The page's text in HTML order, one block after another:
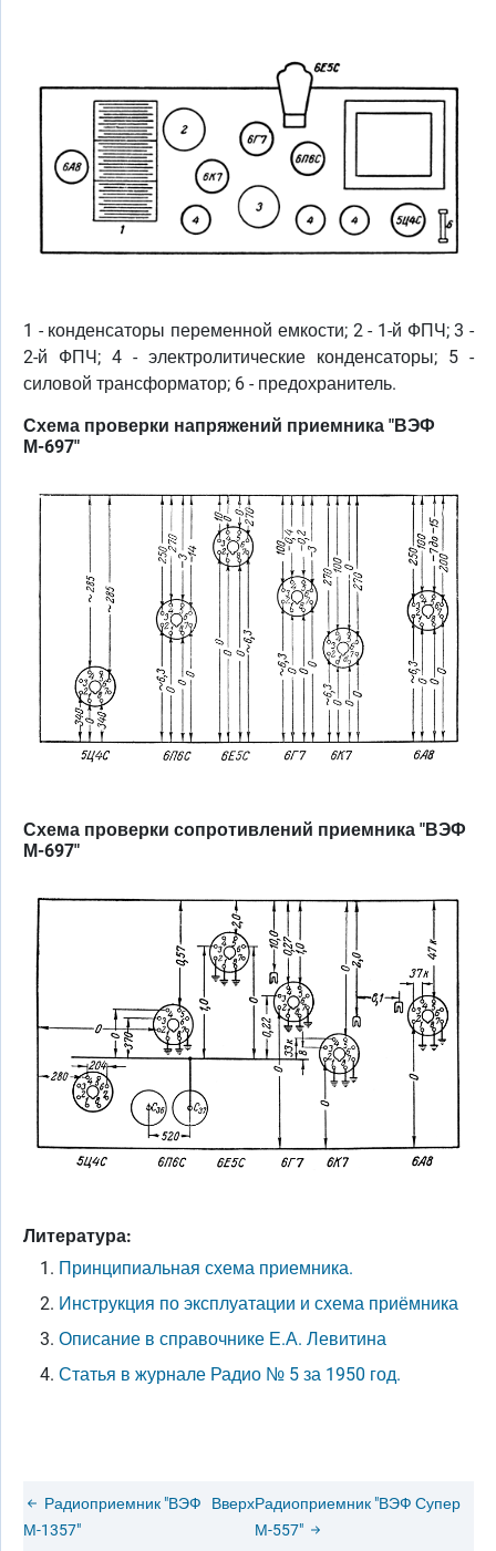
1 - конденсаторы переменной емкости; 2 - 1-й ФПЧ; 3 -
2-й ФПЧ; 4 - электролитические конденсаторы; 5 -
силовой трансформатор; 6 - предохранитель.
Схема проверки напряжений приемника "ВЭФ
М-697"
Схема проверки сопротивлений приемника "ВЭФ
М-697"
Литература:
Принципиальная схема приемника.
Инструкция по эксплуатации и схема приёмника
Описание в справочнике Е.А. Левитина
Статья в журнале Радио № 5 за 1950 год.
Радиоприемник "ВЭФ
М-1357"
ВверхРадиоприемник "ВЭФ Супер
М-557"